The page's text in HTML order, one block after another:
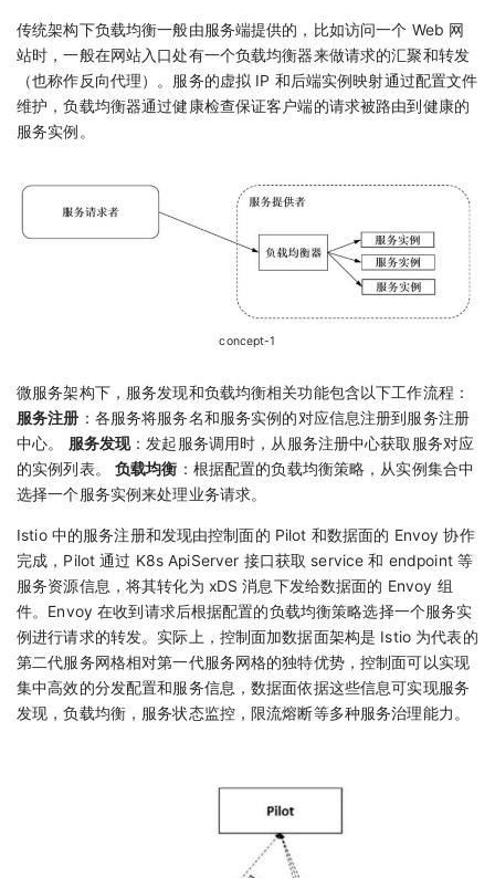
传统架构下负载均衡一般由服务端提供的，比如访问一个 Web 网
站时，一般在网站入口处有一个负载均衡器来做请求的汇聚和转发
（也称作反向代理）。服务的虚拟 IP 和后端实例映射通过配置文件
维护，负载均衡器通过健康检查保证客户端的请求被路由到健康的
服务实例。
concept-1
微服务架构下，服务发现和负载均衡相关功能包含以下工作流程：
服务注册 ：各服务将服务名和服务实例的对应信息注册到服务注册
中心。 服务发现：发起服务调用时，从服务注册中心获取服务对应
的实例列表。 负载均衡 ：根据配置的负载均衡策略，从实例集合中
选择一个服务实例来处理业务请求。
Istio 中的服务注册和发现由控制面的 Pilot 和数据面的 Envoy 协作
完成，Pilot 通过 K8s ApiServer 接口获取 service 和 endpoint 等
服务资源信息，将其转化为 xDS 消息下发给数据面的 Envoy 组
件。Envoy 在收到请求后根据配置的负载均衡策略选择一个服务实
例进行请求的转发。实际上，控制面加数据面架构是 Istio 为代表的
第二代服务网格相对第一代服务网格的独特优势，控制面可以实现
集中高效的分发配置和服务信息，数据面依据这些信息可实现服务
发现，负载均衡，服务状态监控，限流熔断等多种服务治理能力。